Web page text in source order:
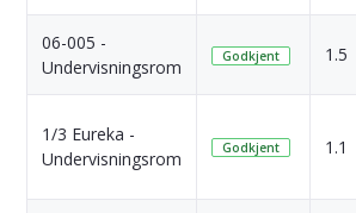
06-005 -
Undervisningsrom
Godkjent 1.5
1/3 Eureka -
Undervisningsrom
Godkjent 1.1